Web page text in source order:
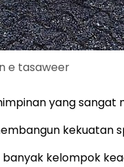
e tasaweer
yang
kelompok